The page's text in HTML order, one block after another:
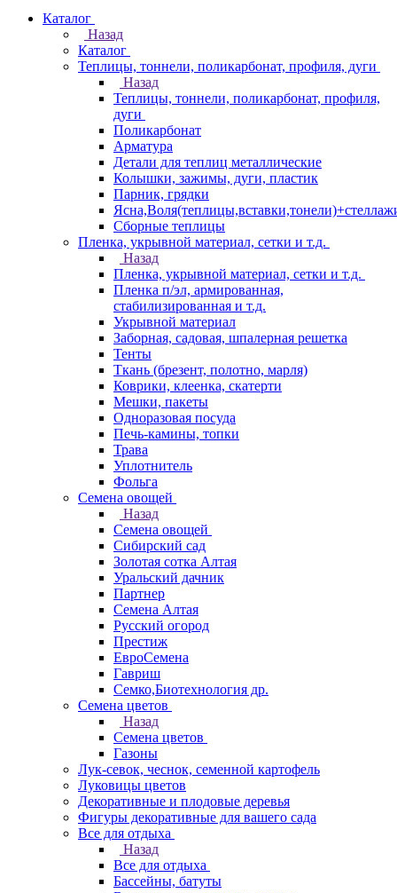
Каталог
Назад
Каталог
Теплицы, тоннели, поликарбонат, профиля, дуги
Назад
Теплицы, тоннели, поликарбонат, профиля,
дуги
Поликарбонат
Арматура
Детали для теплиц металлические
Колышки, зажимы, дуги, пластик
Парник, грядки
Сборные теплицы
Пленка, укрывной материал, сетки и т.д.
Назад
Пленка, укрывной материал, сетки и т.д.
Пленка п/эл, армированная,
стабилизированная и т.д.
Укрывной материал
Заборная, садовая, шпалерная решетка
Тенты
Ткань (брезент, полотно, марля)
Коврики, клеенка, скатерти
Мешки, пакеты
Одноразовая посуда
Печь-камины, топки
Трава
Уплотнитель
Фольга
Семена овощей
Назад
Семена овощей
Сибирский сад
Золотая сотка Алтая
Уральский дачник
Партнер
Семена Алтая
Русский огород
Престиж
ЕвроСемена
Гавриш
Семко,Биотехнология др.
Семена цветов
Назад
Семена цветов
Газоны
Лук-севок, чеснок, семенной картофель
Луковицы цветов
Декоративные и плодовые деревья
Фигуры декоративные для вашего сада
Все для отдыха
Назад
Все для отдыха
Бассейны, батуты